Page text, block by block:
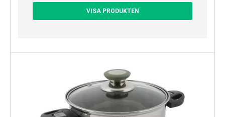
VISA PRODUKTEN